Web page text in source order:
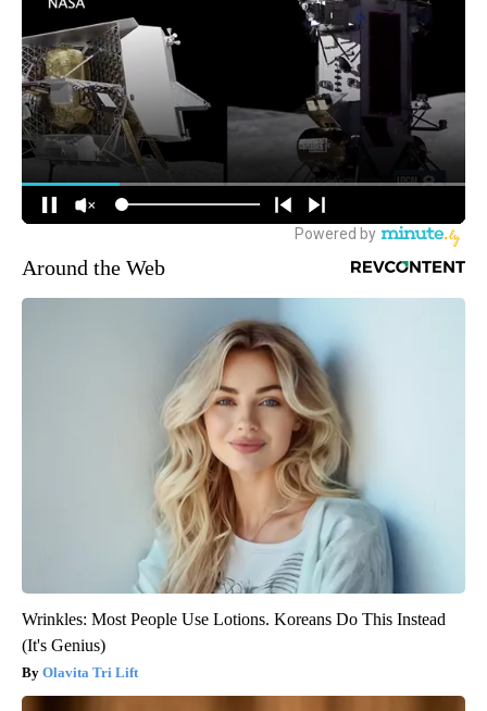
Around the Web
Wrinkles: Most People Use Lotions. Koreans Do This Instead
(It's Genius)
Olavita Tri Lift